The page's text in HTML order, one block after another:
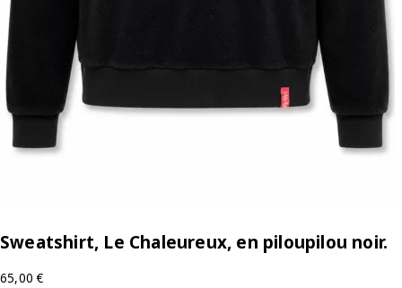
Sweatshirt, Le Chaleureux, en piloupilou noir.
65,00€